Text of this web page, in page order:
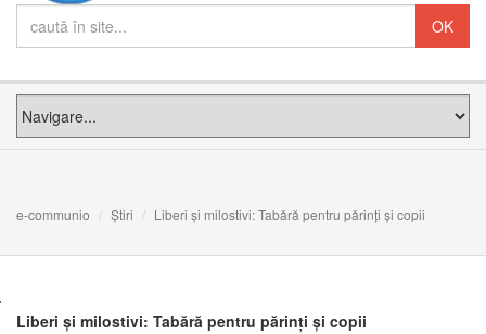
e-communio Știri Liberi și milostivi: Tabără pentru părinți și copii
Liberi și milostivi: Tabără pentru părinți și copii